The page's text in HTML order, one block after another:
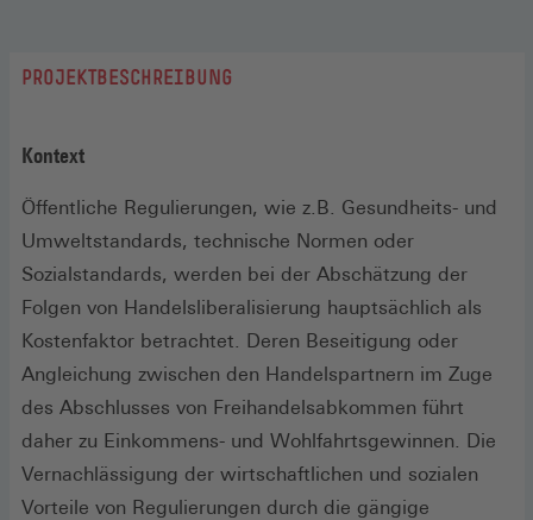
PROJEKTBESCHREIBUNG
Kontext
Öffentliche Regulierungen, wie z.B. Gesundheits- und
Umweltstandards, technische Normen oder
Sozialstandards, werden bei der Abschätzung der
Folgen von Handelsliberalisierung hauptsächlich als
Kostenfaktor betrachtet. Deren Beseitigung oder
Angleichung zwischen den Handelspartnern im Zuge
des Abschlusses von Freihandelsabkommen führt
daher zu Einkommens- und Wohlfahrtsgewinnen. Die
Vernachlässigung der wirtschaftlichen und sozialen
Vorteile von Regulierungen durch die gängige